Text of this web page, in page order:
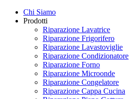
Chi Siamo
Prodotti
Riparazione Lavatrice
Riparazione Frigorifero
Riparazione Lavastoviglie
Riparazione Condizionatore
Riparazione Forno
Riparazione Microonde
Riparazione Congelatore
Riparazione Cappa Cucina